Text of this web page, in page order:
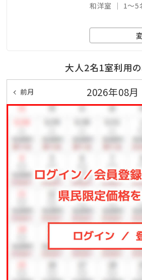
ります。※アイコス等も不可
→沖縄の妖怪をモチーフに制作さ
ねぶたの迫力を沖縄で堪能♪
～3月末 夕方～）
園内が和紙燈籠などの「あかり」
夜のランタンカフェもオープン♪
＼ 琉球妖怪2026開催決定 ／
沖縄の夜の妖怪さがし
時代が下り夜も明るく賑やかにな
和洋室 1～5
大人2名1室利用
前月 2026年08月